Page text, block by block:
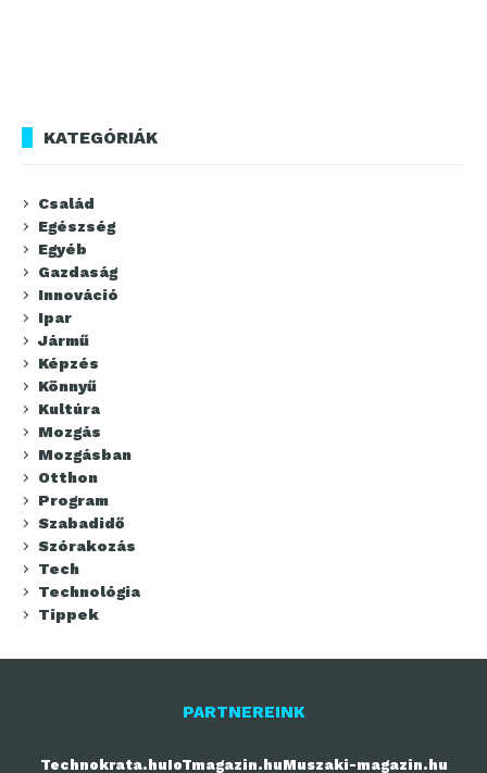
KATEGÓRIÁK
Család
Egészség
Egyéb
Gazdaság
Innováció
Ipar
Jármű
Képzés
Könnyű
Kultúra
Mozgás
Mozgásban
Otthon
Program
Szabadidő
Szórakozás
Tech
Technológia
Tippek
PARTNEREINK
Technokrata.huIoTmagazin.huMuszaki-magazin.hu